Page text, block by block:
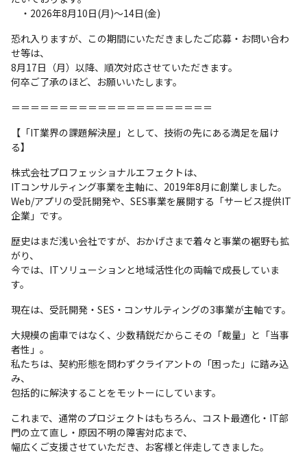
・2026年8月10日(月)〜14日(金)
恐れ入りますが、この期間にいただきましたご応募・お問い合わ
せ等は、
8月17日（月）以降、順次対応させていただきます。
何卒ご了承のほど、お願いいたします。
＝＝＝＝＝＝＝＝＝＝＝＝＝＝＝＝＝＝＝＝＝
【「IT業界の課題解決屋」として、技術の先にある満足を届け
る】
株式会社プロフェッショナルエフェクトは、
ITコンサルティング事業を主軸に、2019年8月に創業しました。
Web/アプリの受託開発や、SES事業を展開する「サービス提供IT
企業」です。
歴史はまだ浅い会社ですが、おかげさまで着々と事業の裾野も拡
がり、
今では、ITソリューションと地域活性化の両輪で成長していま
す。
現在は、受託開発・SES・コンサルティングの3事業が主軸です。
大規模の歯車ではなく、少数精鋭だからこその「裁量」と「当事
者性」。
私たちは、契約形態を問わずクライアントの「困った」に踏み込
み、
包括的に解決することをモットーにしています。
これまで、通常のプロジェクトはもちろん、コスト最適化・IT部
門の立て直し・原因不明の障害対応まで、
幅広くご支援させていただき、お客様と伴走してきました。